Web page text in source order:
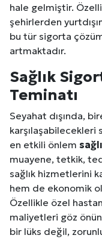
hale gelmiştir.
şehirlerden
bu tür sigorta
artmaktadır.
Sağlık
Teminatı
Seyahat dışında,
karşılaşabilecekleri
en etkili önlem
muayene, tetkik,
sağlık hizmetlerini
hem de ekonomik
Özellikle özel
maliyetleri göz
bir lüks değil,